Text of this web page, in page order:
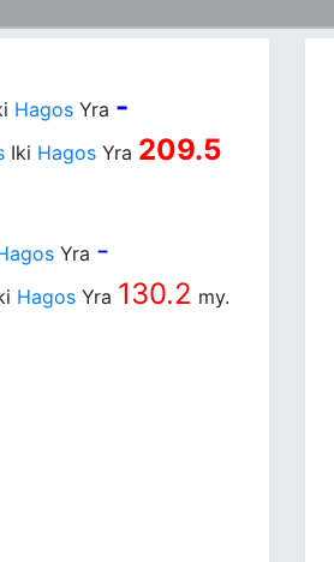
Hagos Yra -
Iki Hagos Yra 209.5
Yra -
Hagos Yra 130.2 my.